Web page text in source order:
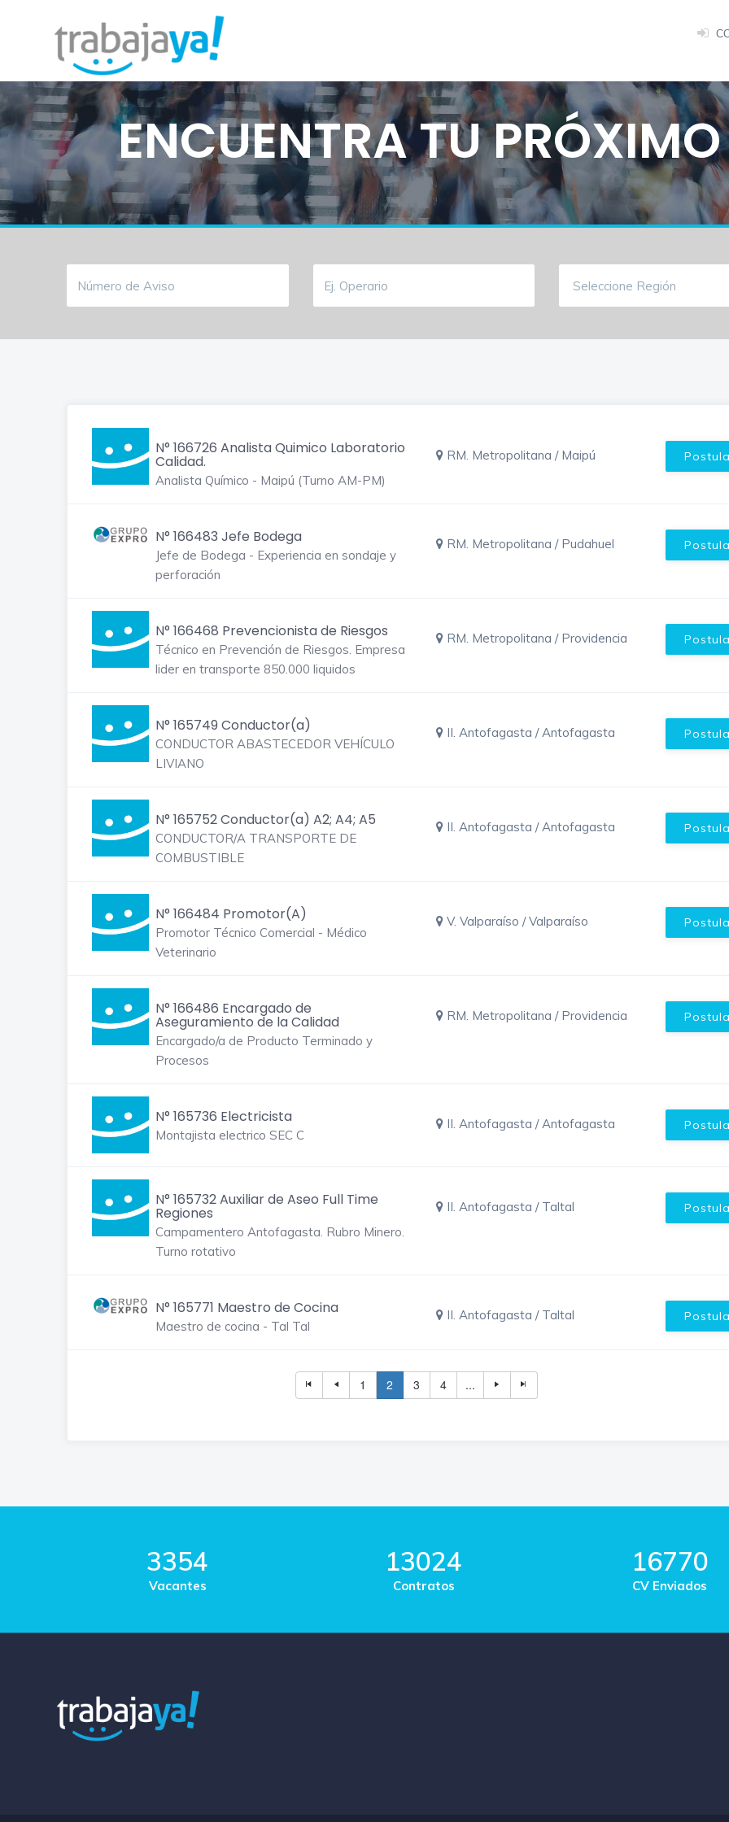
ENCUENTRA TU
N° 166726 Analista Quimico Laboratorio
Calidad.
Analista Químico - Maipú (Turno AM-PM)
RM. Metropolitana / Maipú
N° 166483 Jefe Bodega
Jefe de Bodega - Experiencia en sondaje y
perforación
RM. Metropolitana / Pudahuel
N° 166468 Prevencionista de Riesgos
Técnico en Prevención de Riesgos. Empresa
lider en transporte 850.000 liquidos
RM. Metropolitana / Providencia
N° 165749 Conductor(a)
CONDUCTOR ABASTECEDOR VEHÍCULO
LIVIANO
II. Antofagasta / Antofagasta
N° 165752 Conductor(a) A2; A4; A5
CONDUCTOR/A TRANSPORTE DE
COMBUSTIBLE
II. Antofagasta / Antofagasta
N° 166484 Promotor(A)
Promotor Técnico Comercial - Médico
Veterinario
V. Valparaíso / Valparaíso
N° 166486 Encargado de
Aseguramiento de la Calidad
Encargado/a de Producto Terminado y
Procesos
RM. Metropolitana / Providencia
N° 165736 Electricista
Montajista electrico SEC C
II. Antofagasta / Antofagasta
N° 165732 Auxiliar de Aseo Full Time
Regiones
Campamentero Antofagasta. Rubro Minero.
Turno rotativo
II. Antofagasta / Taltal
N° 165771 Maestro de Cocina
Maestro de cocina - Tal Tal
II. Antofagasta / Taltal
1 2 3 4 ...
3354
Vacantes
13024
Contratos
16770
CV Enviados